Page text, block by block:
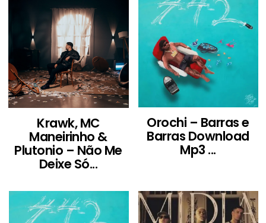
Krawk, MC
Maneirinho &
Plutonio – Não Me
Deixe Só...
Orochi – Barras e
Barras Download
Mp3 ...